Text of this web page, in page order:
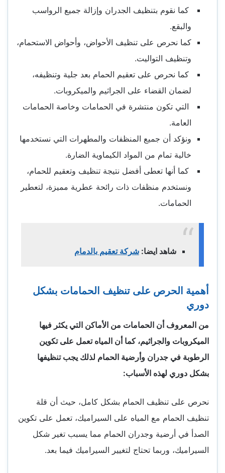
كما نقوم بتنظيف الجدران وإزالة جميع الرواسب
والبقع.
كما نحرص على تنظيف الأحواض، وأحواض الاستحمام،
وتنظيف التواليت.
كما نحرص على تعقيم الحمام بعد جلية وتنظيفه،
لضمان القضاء على الجراثيم والميكروبات.
التي تكون منتشرة في الحمامات وخاصة الحمامات
العامة.
ونؤكد أن جميع المنظفات والمطهرات التي نستخدمها
خالية تمام من المواد الكيماوية الضارة.
كما أنها تعطى أفضل نتيجة تنظيف وتعقيم للحمام،
ونستخدم منظفات ذات رائحة عطرية مميزة، لتعطير
الحمامات.
شاهد ايضا: شركة تعقيم بالدمام
أهمية الحرص على تنظيف الحمامات بشكل
دوري
من المعروف أن الحمامات من الأماكن التي يكثر فيها
الميكروبات والجراثيم، كما أن المياه تعمل على تكوين
الرطوبة في جدران وأرضية الحمام لذلك يجب تنظيفها
بشكل دوري لهذه الأسباب:
نحرص على تنظيف الحمام بشكل كامل، حيث أن قلة
تنظيف الحمام مع المياه على السيراميك، تعمل على تكوين
الصدأ في أرضية وجدران الحمام مما يسبب تغير شكل
السيراميك، وربما تحتاج لتغيير السيراميك فيما بعد.